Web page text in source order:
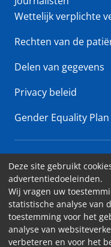
Wettelijk verplichte
Rechten van de
Delen van gegevens
Privacy beleid
Gender Equality Plan
Erasme Ziekenhuis •
Toegankelijkheid
Contact
Cookies
Deze site gebruikt
advertentiedoeleinden.
Wij vragen uw
statistische analyse van
toestemming voor het
analyse van
verbeteren en voor het